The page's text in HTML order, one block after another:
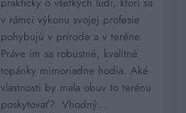
v rámci výkonu svojej profesie
pohybujú v prírode a v teréne.
Práve im sa robustné, kvalitné
topánky mimoriadne hodia. Aké
vlastnosti by mala obuv to terénu
poskytovať? Vhodný…